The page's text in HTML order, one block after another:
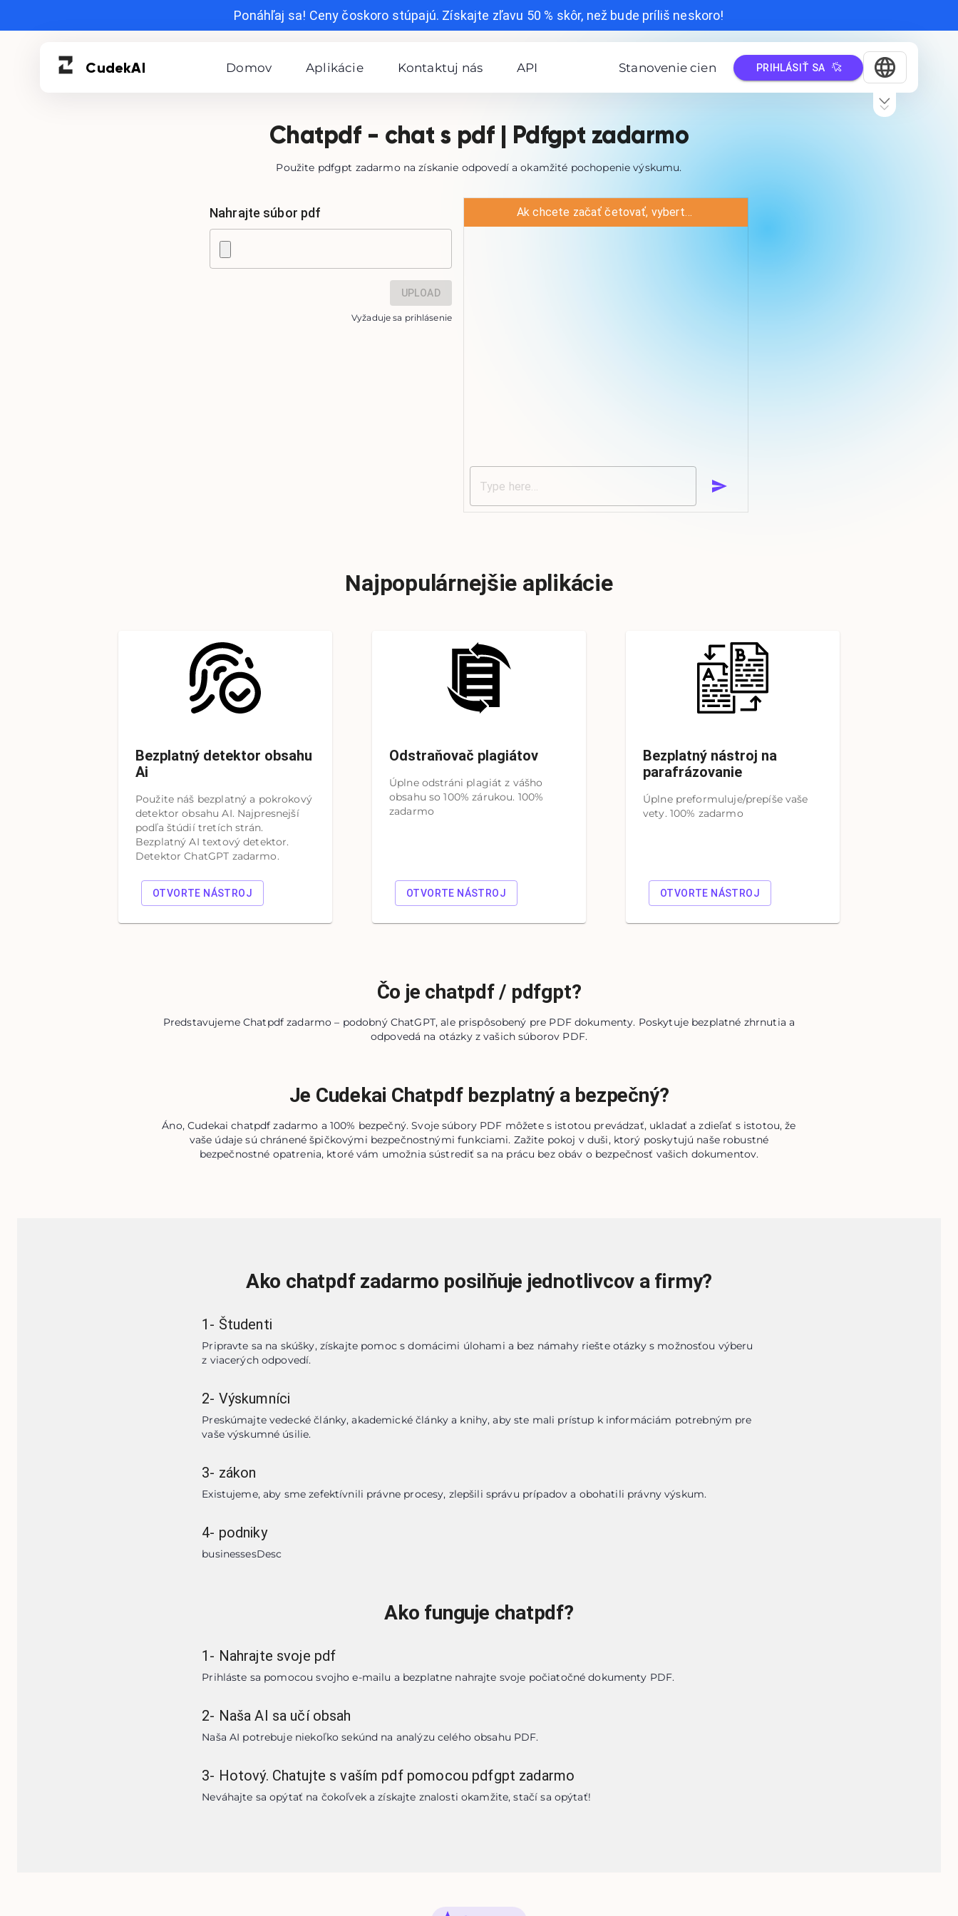
Ponáhľaj sa! Ceny čoskoro stúpajú. Získajte zľavu 50 % skôr, než bude príliš neskoro!
CudekAI Domov Aplikácie Kontaktuj nás API Stanovenie cien PRIHLÁSIŤ SA
Chatpdf - chat s pdf | Pdfgpt zadarmo
Použite pdfgpt zadarmo na získanie odpovedí a okamžité pochopenie výskumu.
Nahrajte súbor pdf
UPLOAD
Vyžaduje sa prihlásenie
Ak chcete začať četovať, vyberte súbor
Najpopulárnejšie aplikácie
Bezplatný detektor obsahu
Ai
Použite náš bezplatný a pokrokový
detektor obsahu AI. Najpresnejší
podľa štúdií tretích strán.
Bezplatný AI textový detektor.
Detektor ChatGPT zadarmo.
OTVORTE NÁSTROJ
Odstraňovač plagiátov
Úplne odstráni plagiát z vášho
obsahu so 100% zárukou. 100%
zadarmo
OTVORTE NÁSTROJ
Bezplatný nástroj na
parafrázovanie
Úplne preformuluje/prepíše vaše
vety. 100% zadarmo
OTVORTE NÁSTROJ
Čo je chatpdf / pdfgpt?
Predstavujeme Chatpdf zadarmo – podobný ChatGPT, ale prispôsobený pre PDF dokumenty. Poskytuje bezplatné zhrnutia a
odpovedá na otázky z vašich súborov PDF.
Je Cudekai Chatpdf bezplatný a bezpečný?
Áno, Cudekai chatpdf zadarmo a 100% bezpečný. Svoje súbory PDF môžete s istotou prevádzať, ukladať a zdieľať s istotou, že
vaše údaje sú chránené špičkovými bezpečnostnými funkciami. Zažite pokoj v duši, ktorý poskytujú naše robustné
bezpečnostné opatrenia, ktoré vám umožnia sústrediť sa na prácu bez obáv o bezpečnosť vašich dokumentov.
Ako chatpdf zadarmo posilňuje jednotlivcov a firmy?
1 - Študenti
Pripravte sa na skúšky, získajte pomoc s domácimi úlohami a bez námahy riešte otázky s možnosťou výberu
z viacerých odpovedí.
2- Výskumníci
Preskúmajte vedecké články, akademické články a knihy, aby ste mali prístup k informáciám potrebným pre
vaše výskumné úsilie.
3- zákon
Existujeme, aby sme zefektívnili právne procesy, zlepšili správu prípadov a obohatili právny výskum.
4- podniky
businessesDesc
Ako funguje chatpdf?
1 - Nahrajte svoje pdf
Prihláste sa pomocou svojho e-mailu a bezplatne nahrajte svoje počiatočné dokumenty PDF.
2- Naša AI sa učí obsah
Naša AI potrebuje niekoľko sekúnd na analýzu celého obsahu PDF.
3- Hotový. Chatujte s vaším pdf pomocou pdfgpt zadarmo
Neváhajte sa opýtať na čokoľvek a získajte znalosti okamžite, stačí sa opýtať!